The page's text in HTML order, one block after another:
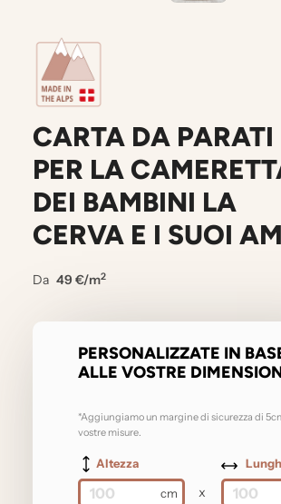
CARTA DA PARATI
PER LA
DEI BAMBINI LA
CERVA E I SUOI
Da 49 €/m2
PERSONALIZZATE IN
ALLE VOSTRE
*Aggiungiamo un margine di sicurezza di
vostre misure.
Altezza
x